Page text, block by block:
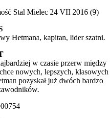
Hetmana, kapitan, lider szatni.
w czasie przerw między
nowych, lepszych, klasowych
pozyskał już dwóch bardzo